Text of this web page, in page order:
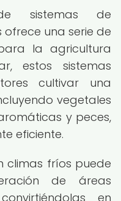
sistemas de
una serie de
la agricultura
estos sistemas
cultivar una
vegetales
y peces,
eficiente.
climas fríos puede
de áreas
en